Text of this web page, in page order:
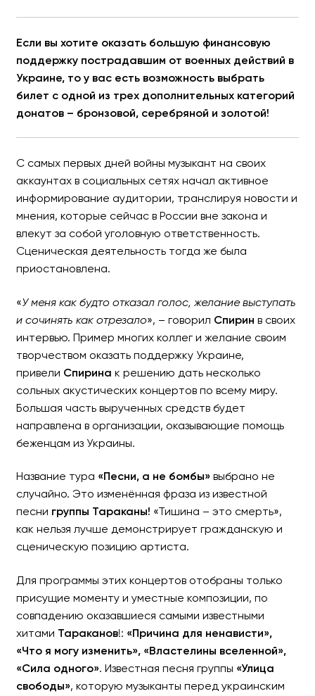
Если вы хотите оказать большую финансовую
поддержку пострадавшим от военных действий в
Украине, то у вас есть возможность выбрать
билет с одной из трех дополнительных категорий
донатов – бронзовой, серебряной и золотой!
С самых первых дней войны музыкант на своих
аккаунтах в социальных сетях начал активное
информирование аудитории, транслируя новости и
мнения, которые сейчас в России вне закона и
влекут за собой уголовную ответственность.
Сценическая деятельность тогда же была
приостановлена.
«У меня как будто отказал голос, желание выступать
и сочинять как отрезало», – говорил Cпирин в своих
интервью. Пример многих коллег и желание своим
творчеством оказать поддержку Украине,
привели Спирина к решению дать несколько
сольных акустических концертов по всему миру.
Большая часть вырученных средств будет
направлена в организации, оказывающие помощь
беженцам из Украины.
Название тура «Песни, а не бомбы»выбрано не
случайно. Это изменённая фраза из известной
песни группы Тараканы! «Тишина – это смерть»,
как нельзя лучше демонстрирует гражданскую и
сценическую позицию артиста.
Для программы этих концертов отобраны только
присущие моменту и уместные композиции, по
совпадению оказавшиеся самыми известными
хитами Тараканов!: «Причина для ненависти»,
«Что я могу изменить», «Властелины вселенной»,
«Сила одного». Известная песня группы «Улица
свободы», которую музыканты перед украинским